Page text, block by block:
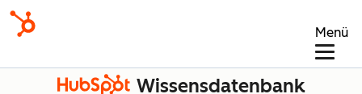
Menü
Wissensdatenbank